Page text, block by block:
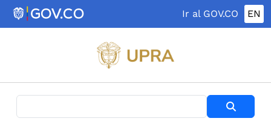
Pasar al contenido principal
Ir al GOV.CO EN